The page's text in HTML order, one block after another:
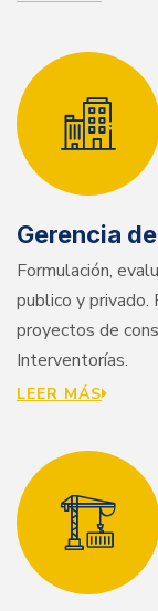
Gerencia
Formulación,
publico y privado.
proyectos de
Interventorías.
LEER MÁS